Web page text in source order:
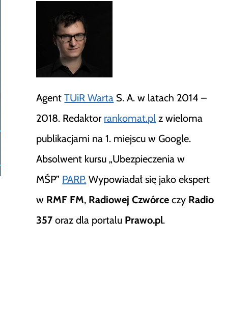
AgentTUiR Warta S. A. w latach 2014 –
2018. Redaktor rankomat.pl z wieloma
publikacjami na 1. miejscu w Google.
Absolwent kursu „Ubezpieczenia w
MŚP” PARP. Wypowiadał się jako ekspert
w RMF FM, Radiowej Czwórce czy Radio
357 oraz dla portalu Prawo.pl.